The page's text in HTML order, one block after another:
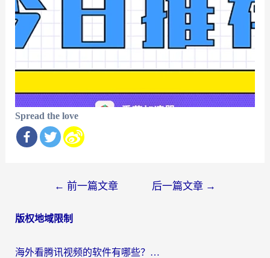
Spread the love
导
← 前一篇文章 后一篇文章 →
版权地域限制
海外看腾讯视频的软件有哪些？2026实测有效，留学生都在用的回国加速器指南